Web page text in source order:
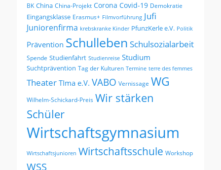
BK China China-Projekt Corona Covid-19 Demokratie
Eingangsklasse Erasmus+ Filmvorführung Jufi
Juniorenfirma krebskranke Kinder PfunzKerle e.V. Politik
Prävention Schulleben Schulsozialarbeit
Spende Studienfahrt Studienreise Studium
Suchtprävention Tag der Kulturen Termine terre des femmes
Theater TIma e.V. VABO Vernissage WG
Wilhelm-Schickard-Preis Wir stärken
Schüler
Wirtschaftsgymnasium
Wirtschaftsjunioren Wirtschaftsschule Workshop
WSS